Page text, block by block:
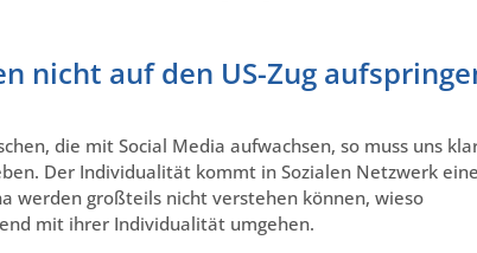
nicht auf den US-Zug
die mit Social Media aufwachsen, so muss uns
Der Individualität kommt in Sozialen Netzwerk eine
werden großteils nicht verstehen können, wieso
mit ihrer Individualität umgehen.